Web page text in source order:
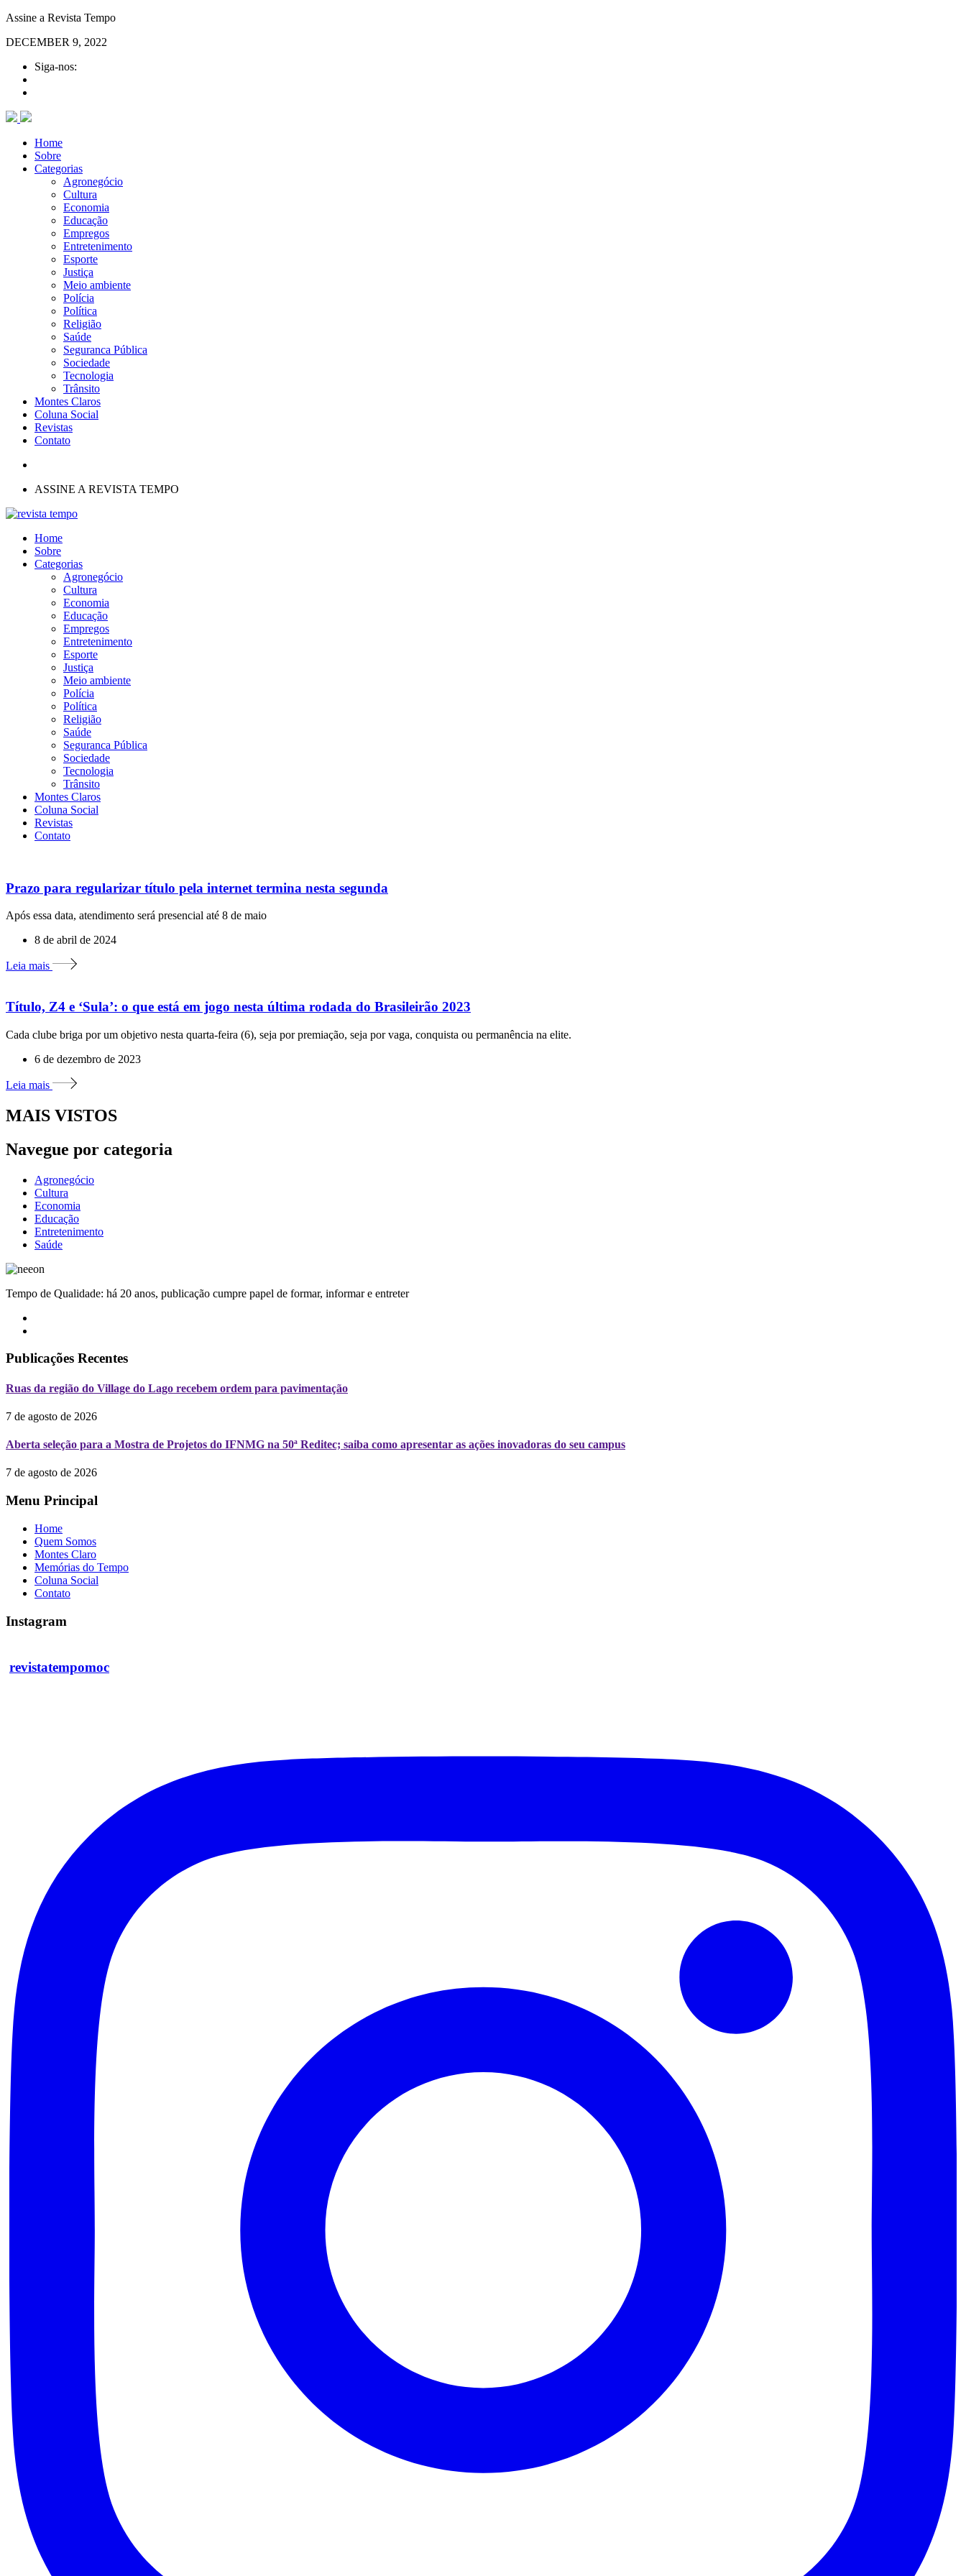
Assine a Revista Tempo
DECEMBER 9, 2022
Siga-nos:
Home
Sobre
Categorias
Agronegócio
Cultura
Economia
Educação
Empregos
Entretenimento
Esporte
Justiça
Meio ambiente
Polícia
Política
Religião
Saúde
Seguranca Pública
Sociedade
Tecnologia
Trânsito
Montes Claros
Coluna Social
Revistas
Contato
ASSINE A REVISTA TEMPO
Home
Sobre
Categorias
Agronegócio
Cultura
Economia
Educação
Empregos
Entretenimento
Esporte
Justiça
Meio ambiente
Polícia
Política
Religião
Saúde
Seguranca Pública
Sociedade
Tecnologia
Trânsito
Montes Claros
Coluna Social
Revistas
Contato
Prazo para regularizar título pela internet termina nesta segunda
Após essa data, atendimento será presencial até 8 de maio
8 de abril de 2024
Leia mais
Título, Z4 e ‘Sula’: o que está em jogo nesta última rodada do Brasileirão 2023
Cada clube briga por um objetivo nesta quarta-feira (6), seja por premiação, seja por vaga, conquista ou permanência na elite.
6 de dezembro de 2023
Leia mais
MAIS VISTOS
Navegue por categoria
Agronegócio
Cultura
Economia
Educação
Entretenimento
Saúde
Tempo de Qualidade: há 20 anos, publicação cumpre papel de formar, informar e entreter
Publicações Recentes
Ruas da região do Village do Lago recebem ordem para pavimentação
7 de agosto de 2026
Aberta seleção para a Mostra de Projetos do IFNMG na 50ª Reditec; saiba como apresentar as ações inovadoras do seu campus
7 de agosto de 2026
Menu Principal
Home
Quem Somos
Montes Claro
Memórias do Tempo
Coluna Social
Contato
Instagram
revistatempomoc